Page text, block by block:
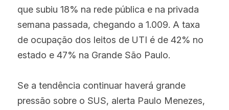
que subiu 18% na rede pública e na privada
semana passada, chegando a 1.009. A taxa
de ocupação dos leitos de UTI é de 42% no
estado e 47% na Grande São Paulo.
Se a tendência continuar haverá grande
pressão sobre o SUS, alerta Paulo Menezes,